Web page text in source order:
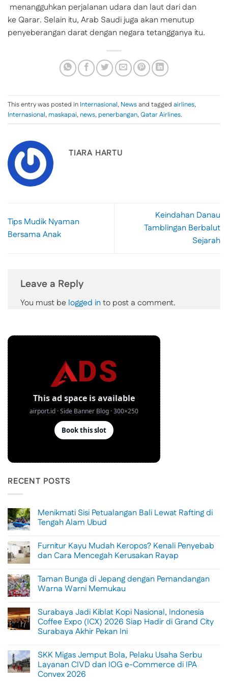
menangguhkan perjalanan udara dan laut dari dan
ke Qarar. Selain itu, Arab Saudi juga akan menutup
penyeberangan darat dengan negara tetangganya itu.
This entry was posted in Internasional, Newsand tagged airlines,
Internasional,maskapai,news,penerbangan,Qatar Airlines.
TIARA HARTU
Tips Mudik Nyaman
Bersama Anak
Keindahan Danau
Tamblingan Berbalut
Sejarah
Leave a Reply
You must be logged in to post a comment.
RECENT POSTS
Menikmati Sisi Petualangan Bali Lewat Rafting di
Tengah Alam Ubud
on
Menikmati
Sisi
Lewat
Rafting
di
Ubud
Furnitur Kayu Mudah Keropos? Kenali Penyebab
dan Cara Mencegah Kerusakan Rayap
on
Furnitur
Kayu
Kenali
Penyebab
dan
Cara
Rayap
Taman Bunga di Jepang dengan Pemandangan
Warna Warni Memukau
on
Taman
Bunga
di
Pemandangan
Warna
Warni
Memukau
Surabaya Jadi Kiblat Kopi Nasional, Indonesia
Coffee Expo (ICX) 2026 Siap Hadir di Grand City
Surabaya Akhir Pekan Ini
on
Surabaya
Jadi
Kiblat
SKK Migas Jemput Bola, Pelaku Usaha Serbu
Layanan CIVD dan IOG e-Commerce di IPA
Convex 2026